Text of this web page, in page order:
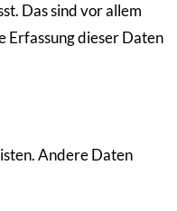
Das sind vor allem
Erfassung dieser Daten
Andere Daten